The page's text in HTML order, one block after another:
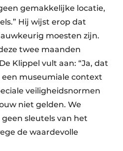
gemakkelijke locatie,
Hij wijst erop dat
moesten zijn.
twee maanden
Klippel vult aan: “Ja, dat
een museumiale context
veiligheidsnormen
niet gelden. We
sleutels van het
de waardevolle